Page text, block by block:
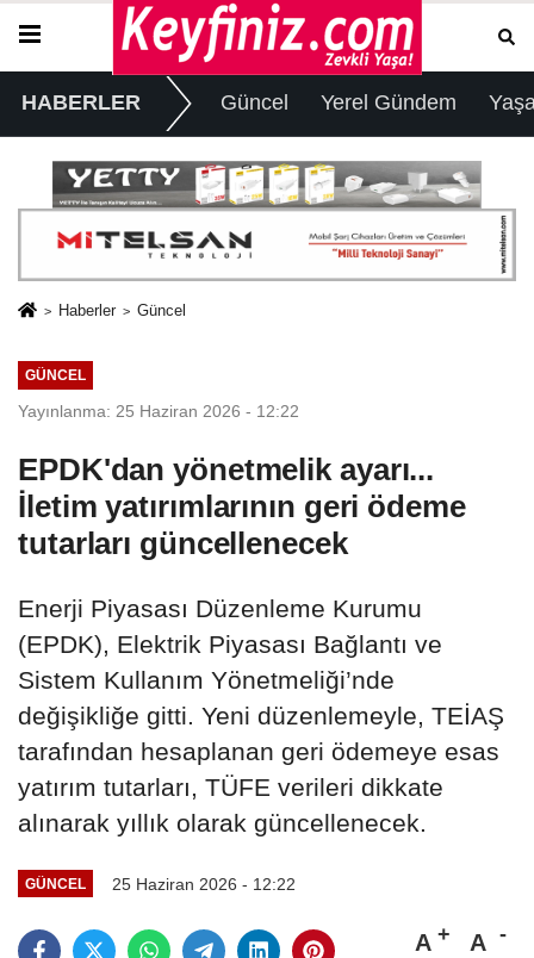
HABERLER Güncel Yerel Gündem
Haberler Güncel
GÜNCEL
Yayınlanma: 25 Haziran 2026 - 12:22
EPDK'dan yönetmelik ayarı...
İletim yatırımlarının geri ödeme
tutarları güncellenecek
Enerji Piyasası Düzenleme Kurumu
(EPDK), Elektrik Piyasası Bağlantı ve
Sistem Kullanım Yönetmeliği’nde
değişikliğe gitti. Yeni düzenlemeyle, TEİAŞ
tarafından hesaplanan geri ödemeye esas
yatırım tutarları, TÜFE verileri dikkate
alınarak yıllık olarak güncellenecek.
GÜNCEL 25 Haziran 2026 - 12:22
A A